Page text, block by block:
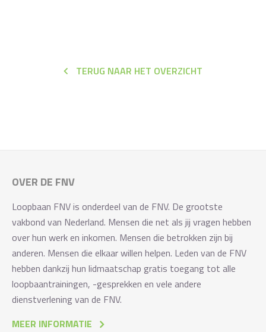
TERUG NAAR HET OVERZICHT
OVER DE FNV
Loopbaan FNV is onderdeel van de FNV. De grootste
vakbond van Nederland. Mensen die net als jij vragen hebben
over hun werk en inkomen. Mensen die betrokken zijn bij
anderen. Mensen die elkaar willen helpen. Leden van de FNV
hebben dankzij hun lidmaatschap gratis toegang tot alle
loopbaantrainingen, -gesprekken en vele andere
dienstverlening van de FNV.
MEER INFORMATIE